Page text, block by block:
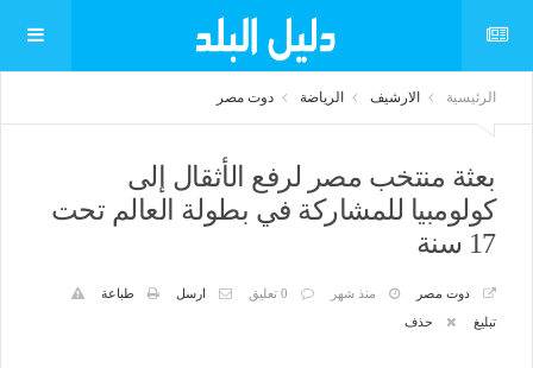
الرئيسية الارشيف الرياضة دوت مصر
بعثة منتخب مصر لرفع الأثقال إلى
كولومبيا للمشاركة في بطولة العالم تحت
17 سنة
دوت مصر منذ شهر 0 تعليق ارسل
طباعة
تبليغ
حذف